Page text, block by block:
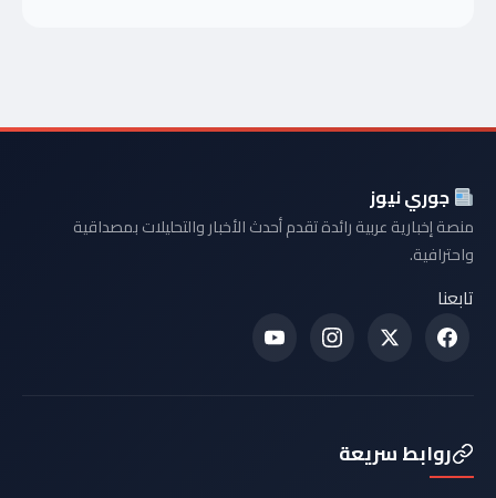
جوري نيوز
منصة إخبارية عربية رائدة تقدم أحدث الأخبار والتحليلات بمصداقية
واحترافية.
تابعنا
روابط سريعة